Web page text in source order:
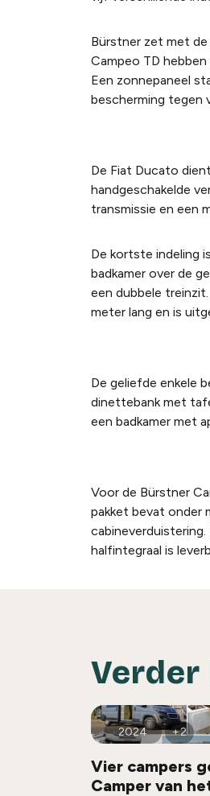
Bürstner zet met de
Campeo TD
Een zonnepaneel
bescherming tegen
De Fiat Ducato
handgeschakelde
transmissie en een
De kortste indeling
badkamer over de
een dubbele
meter lang en is
De geliefde enkele
dinettebank met
een badkamer met
Voor de Bürstner
pakket bevat onder
halfintegraal is
Verder
2024 +2
Vier campers
Camper van